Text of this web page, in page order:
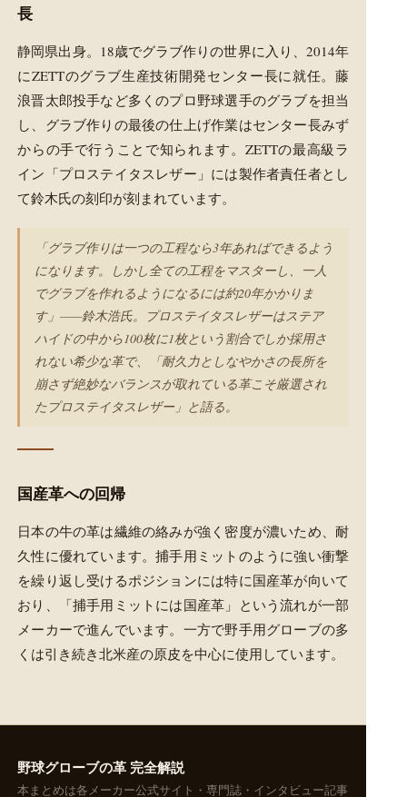
長
静岡県出身。18歳でグラブ作りの世界に入り、2014年
にZETTのグラブ生産技術開発センター長に就任。藤
浪晋太郎投手など多くのプロ野球選手のグラブを担当
し、グラブ作りの最後の仕上げ作業はセンター長みず
からの手で行うことで知られます。ZETTの最高級ラ
イン「プロステイタスレザー」には製作者責任者とし
て鈴木氏の刻印が刻まれています。
「グラブ作りは一つの工程なら3年あればできるよう
になります。しかし全ての工程をマスターし、一人
でグラブを作れるようになるには約20年かかりま
す」——鈴木浩氏。プロステイタスレザーはステア
ハイドの中から100枚に1枚という割合でしか採用さ
れない希少な革で、「耐久力としなやかさの長所を
崩さず絶妙なバランスが取れている革こそ厳選され
たプロステイタスレザー」と語る。
国産革への回帰
日本の牛の革は繊維の絡みが強く密度が濃いため、耐
久性に優れています。捕手用ミットのように強い衝撃
を繰り返し受けるポジションには特に国産革が向いて
おり、「捕手用ミットには国産革」という流れが一部
メーカーで進んでいます。一方で野手用グローブの多
くは引き続き北米産の原皮を中心に使用しています。
野球グローブの革 完全解説
本まとめは各メーカー公式サイト・専門誌・インタビュー記事